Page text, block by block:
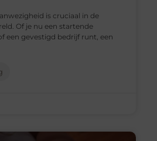
is cruciaal in de
Of je nu een startende
een gevestigd bedrijf runt, een